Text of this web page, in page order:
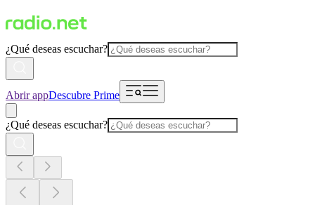
¿Qué deseas escuchar?
Abrir appDescubre Prime
¿Qué deseas escuchar?